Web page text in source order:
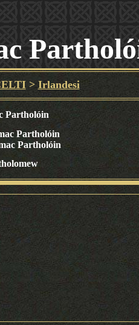
>Irlandesi
Partholóin
Partholóin
Partholóin